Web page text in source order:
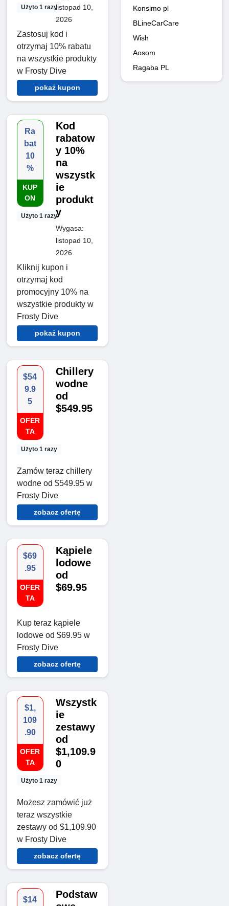
Użyto 1 razylistopad 10,
2026
Zastosuj kod i
otrzymaj 10% rabatu
na wszystkie produkty
w Frosty Dive
pokaż kupon
Ra
bat
10
%
KUP
ON
Użyto 1 razy
Kod
rabatow
y 10%
na
wszystk
ie
produkt
y
Wygasa:
listopad 10,
2026
Kliknij kupon i
otrzymaj kod
promocyjny 10% na
wszystkie produkty w
Frosty Dive
pokaż kupon
$54
9.9
5
OFER
TA
Użyto 1 razy
Chillery
wodne
od
$549.95
Zamów teraz chillery
wodne od $549.95 w
Frosty Dive
zobacz ofertę
$69
.95
OFER
TA
Kąpiele
lodowe
od
$69.95
Kup teraz kąpiele
lodowe od $69.95 w
Frosty Dive
zobacz ofertę
$1,
109
.90
OFER
TA
Użyto 1 razy
Wszystk
ie
zestawy
od
$1,109.9
0
Możesz zamówić już
teraz wszystkie
zestawy od $1,109.90
w Frosty Dive
zobacz ofertę
$14
Podstaw
Konsimo pl
BLineCarCare
Wish
Aosom
Ragaba PL